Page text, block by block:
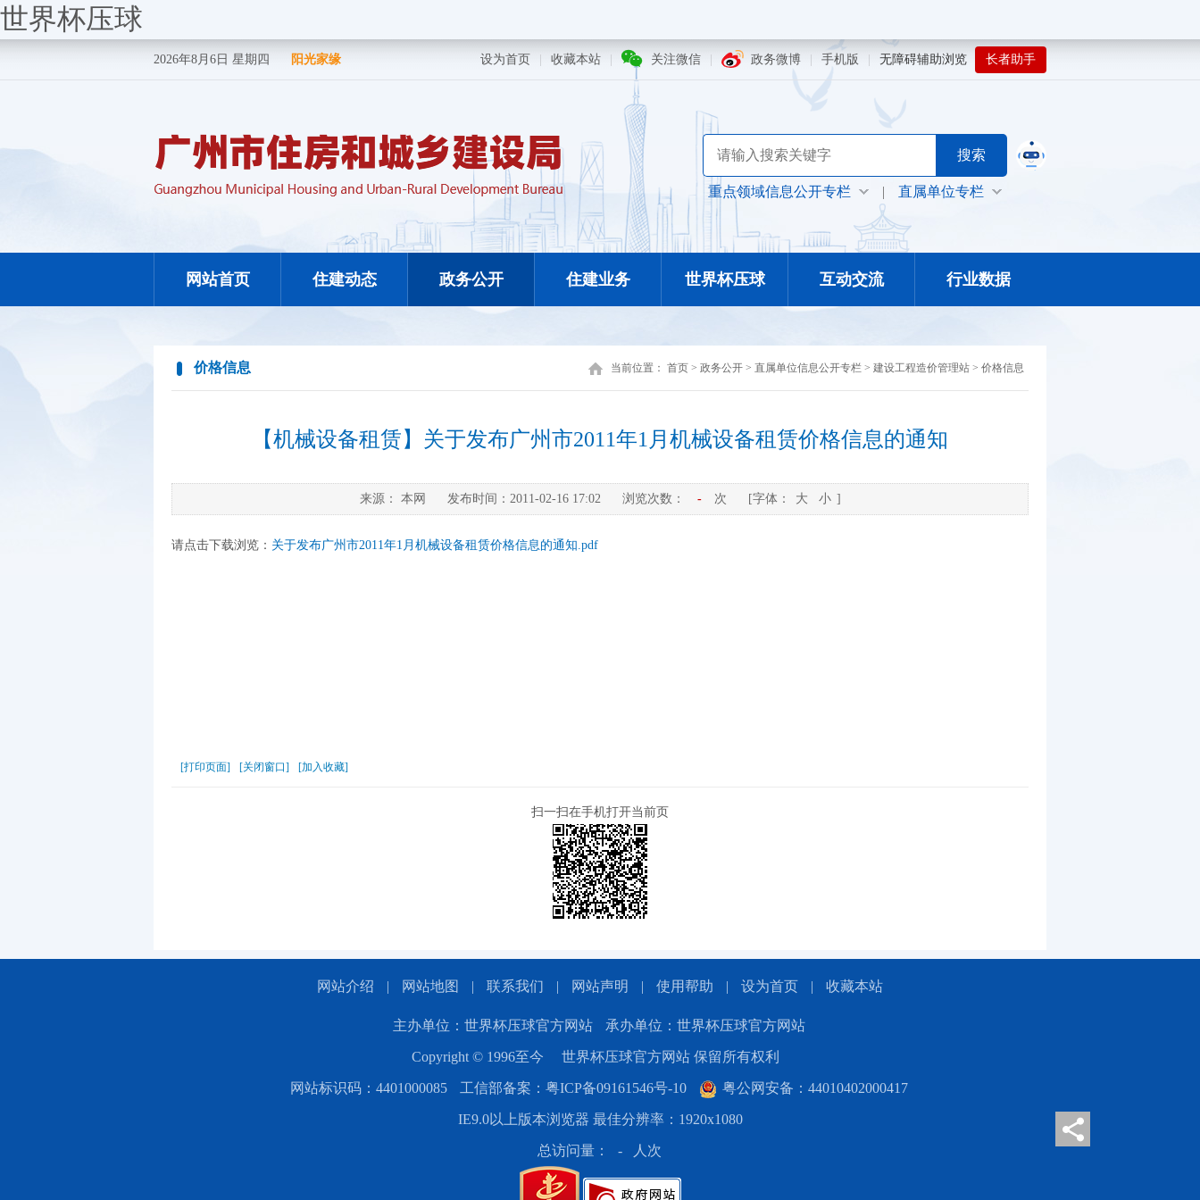
世界杯压球
2026年8月6日 星期四 阳光家缘 设为首页 收藏本站 关注微信 政务微博 手机版 无障碍辅助浏览 长者助手
重点领域信息公开专栏 | 直属单位专栏
网站首页 住建动态 政务公开 住建业务 世界杯压球 互动交流 行业数据
价格信息 当前位置： 首页 > 政务公开 > 直属单位信息公开专栏 > 建设工程造价管理站 > 价格信息
【机械设备租赁】关于发布广州市2011年1月机械设备租赁价格信息的通知
来源： 本网 发布时间： 2011-02-16 17:02 浏览次数： - 次 [字体： 大 小 ]
请点击下载浏览： 关于发布广州市2011年1月机械设备租赁价格信息的通知.pdf
[打印页面] [关闭窗口] [加入收藏]
扫一扫在手机打开当前页
网站介绍 | 网站地图 | 联系我们 | 网站声明 | 使用帮助 | 设为首页 | 收藏本站
主办单位：世界杯压球官方网站 承办单位：世界杯压球官方网站
Copyright © 1996至今 世界杯压球官方网站 保留所有权利
网站标识码：4401000085 工信部备案：粤ICP备09161546号-10 粤公网安备：44010402000417
IE9.0以上版本浏览器 最佳分辨率：1920x1080
总访问量： - 人次